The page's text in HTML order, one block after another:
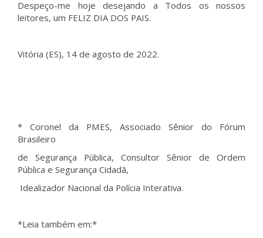
Despeço-me hoje desejando a Todos os nossos
leitores, um FELIZ DIA DOS PAIS.
Vitória (ES), 14 de agosto de 2022.
* Coronel da PMES, Associado Sênior do Fórum
Brasileiro
de Segurança Pública, Consultor Sênior de Ordem
Pública e Segurança Cidadã,
Idealizador Nacional da Polícia Interativa.
*Leia também em:*